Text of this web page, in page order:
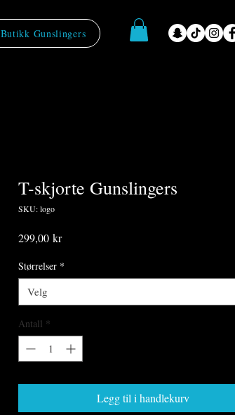
Butikk Gunslingers
T-skjorte Gunslingers
SKU: logo
299,00 krPris
Størrelser *
Velg
Antall *
Legg til i handlekurv